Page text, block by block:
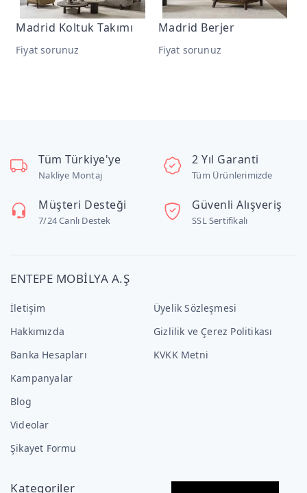
Madrid Koltuk Takımı
Fiyat sorunuz
Madrid Berjer
Fiyat sorunuz
Tüm Türkiye'ye
Nakliye Montaj
2 Yıl Garanti
Tüm Ürünlerimizde
Müşteri Desteği
7/24 Canlı Destek
Güvenli Alışveriş
SSL Sertifikalı
ENTEPE MOBİLYA A.Ş
İletişim
Hakkımızda
Banka Hesapları
Kampanyalar
Blog
Videolar
Şikayet Formu
Üyelik Sözleşmesi
Gizlilik ve Çerez Politikası
KVKK Metni
Kategoriler